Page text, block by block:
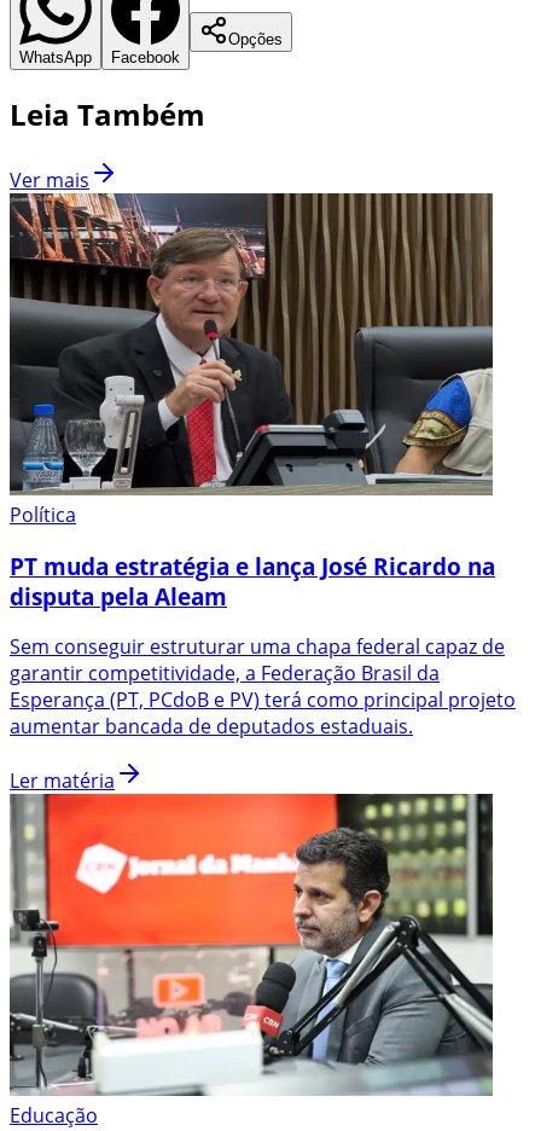
WhatsApp Facebook
Opções
Leia Também
Ver mais
Política
PT muda estratégia e lança José Ricardo na
disputa pela Aleam
Sem conseguir estruturar uma chapa federal capaz de
garantir competitividade, a Federação Brasil da
Esperança (PT, PCdoB e PV) terá como principal projeto
aumentar bancada de deputados estaduais.
Ler matéria
Educação